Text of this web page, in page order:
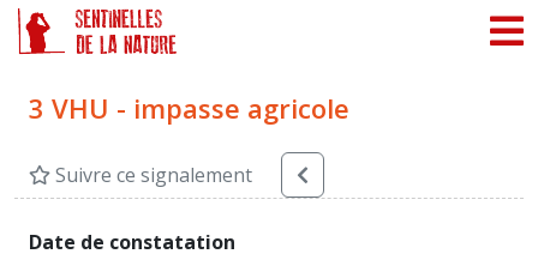
3 VHU - impasse agricole
Suivre ce signalement
Date de constatation
Panneau de gestion des cookies